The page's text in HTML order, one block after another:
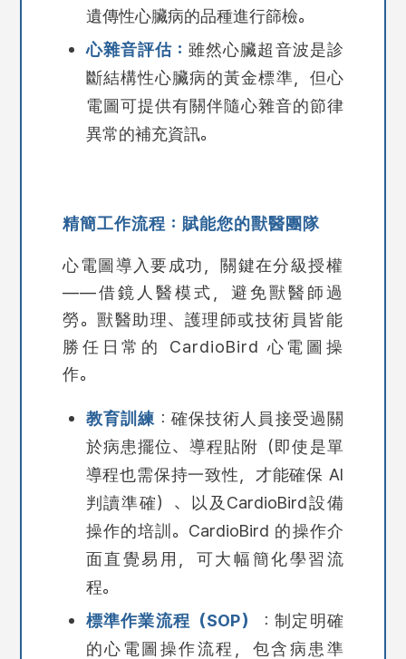
遺傳性心臟病的品種進行篩檢。
心雜音評估：雖然心臟超音波是診
斷結構性心臟病的黃金標準，但心
電圖可提供有關伴隨心雜音的節律
異常的補充資訊。
精簡工作流程：賦能您的獸醫團隊
心電圖導入要成功，關鍵在分級授權
——借鏡人醫模式，避免獸醫師過
勞。獸醫助理、護理師或技術員皆能
勝任日常的 CardioBird 心電圖操
作。
教育訓練 ：確保技術人員接受過關
於病患擺位、導程貼附（即使是單
導程也需保持一致性，才能確保 AI
判讀準確）、以及CardioBird設備
操作的培訓。CardioBird 的操作介
面直覺易用，可大幅簡化學習流
程。
標準作業流程（SOP）
：制定明確
的心電圖操作流程，包含病患準